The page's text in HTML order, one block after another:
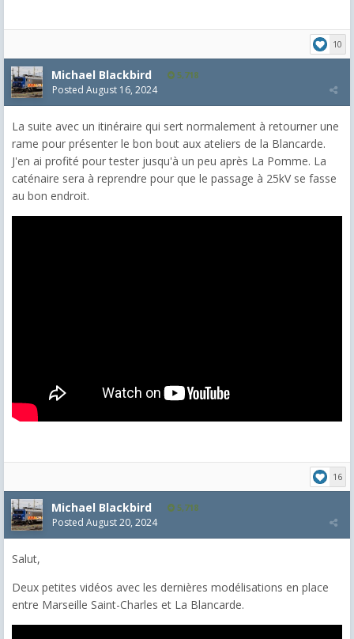
10
Michael Blackbird 5,718
Posted August 16, 2024
La suite avec un itinéraire qui sert normalement à retourner une
rame pour présenter le bon bout aux ateliers de la Blancarde.
J'en ai profité pour tester jusqu'à un peu après La Pomme. La
caténaire sera à reprendre pour que le passage à 25kV se fasse
au bon endroit.
16
Michael Blackbird 5,718
Posted August 20, 2024
Salut,
Deux petites vidéos avec les dernières modélisations en place
entre Marseille Saint-Charles et La Blancarde.